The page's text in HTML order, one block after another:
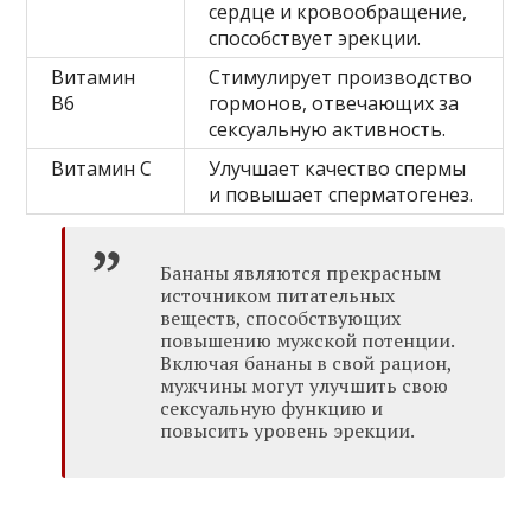
сердце и кровообращение,
способствует эрекции.
Витамин
В6
Стимулирует производство
гормонов, отвечающих за
сексуальную активность.
Витамин С
Улучшает качество спермы
и повышает сперматогенез.
Бананы являются прекрасным
источником питательных
веществ, способствующих
повышению мужской потенции.
Включая бананы в свой рацион,
мужчины могут улучшить свою
сексуальную функцию и
повысить уровень эрекции.